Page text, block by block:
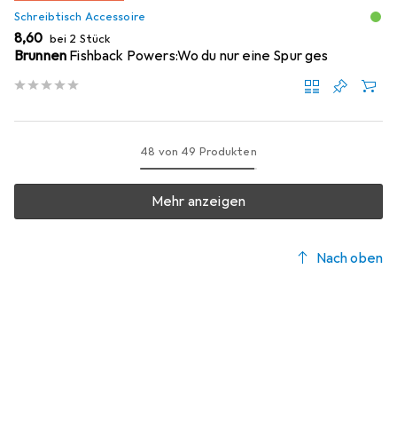
Schreibtisch Accessoire
EUR
8,60 bei 2 Stück
Brunnen Fishback Powers:Wo du nur eine Spur ges
48 von 49 Produkten
Mehr anzeigen
Nach oben